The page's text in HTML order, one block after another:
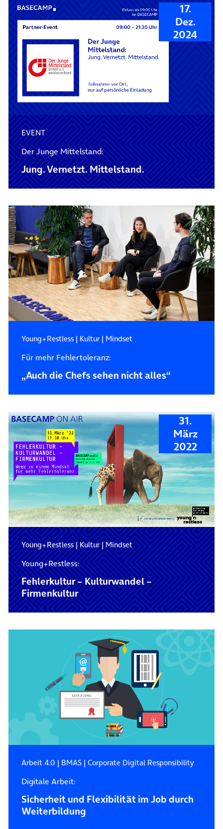
17.
Dez.
2024
EVENT
Der Junge Mittelstand:
Jung. Vernetzt. Mittelstand.
Young+Restless| Kultur| Mindset
Für mehr Fehlertoleranz:
„Auch die Chefs sehen nicht alles“
31.
März
2022
Young+Restless|Kultur|Mindset
Young+Restless:
Fehlerkultur – Kulturwandel –
Firmenkultur
Arbeit 4.0 | BMAS| Corporate Digital Responsibility
Digitale Arbeit:
Sicherheit und Flexibilität im Job durch
Weiterbildung